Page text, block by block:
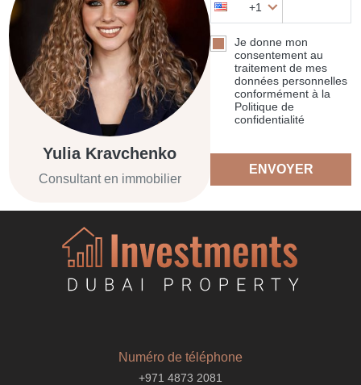
Yulia Kravchenko
Consultant en immobilier
+1
Je donne mon
consentement au
traitement de mes
données personnelles
conformément à la
Politique de
confidentialité
ENVOYER
Numéro de téléphone
+971 4873 2081